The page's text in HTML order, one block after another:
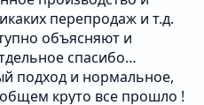
перепродаж и т.д.
объясняют и
спасибо
подход и нормальное,
круто все прошло !